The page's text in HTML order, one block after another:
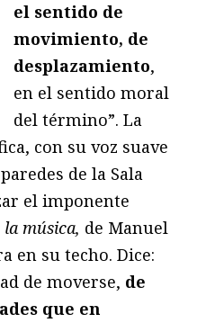
el sentido de
movimiento, de
desplazamiento,
en el sentido moral
del término”. La
con su voz suave
de la Sala
el imponente
música, de Manuel
en su techo. Dice:
de moverse, de
que en